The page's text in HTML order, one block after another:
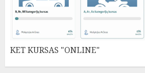
KET KURSAS "ONLINE"